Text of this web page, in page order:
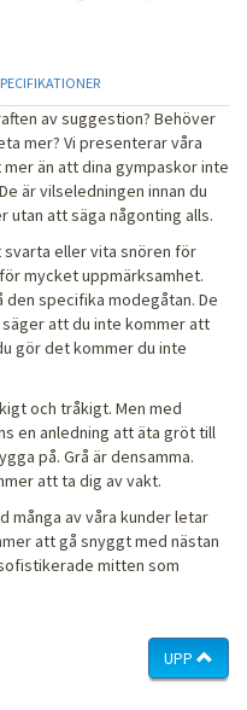
av suggestion? Behöver
mer? Vi presenterar våra
än att dina gympaskor inte
är vilseledningen innan du
utan att säga någonting alls.
eller vita snören för
mycket uppmärksamhet.
specifika modegåtan. De
säger att du inte kommer att
gör det kommer du inte
och tråkigt. Men med
en anledning att äta gröt till
på. Grå är densamma.
att ta dig av vakt.
många av våra kunder letar
att gå snyggt med nästan
mitten som
UPP